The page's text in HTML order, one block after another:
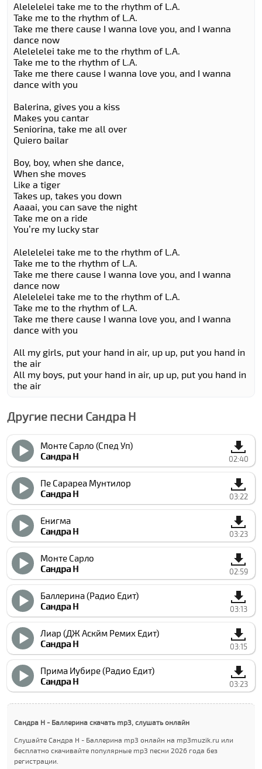
Alelelelei take me to the rhythm of L.A.
Take me to the rhythm of L.A.
Take me there cause I wanna love you, and I wanna
dance now
Alelelelei take me to the rhythm of L.A.
Take me to the rhythm of L.A.
Take me there cause I wanna love you, and I wanna
dance with you
Balerina, gives you a kiss
Makes you cantar
Seniorina, take me all over
Quiero bailar
Boy, boy, when she dance,
When she moves
Like a tiger
Takes up, takes you down
Aaaai, you can save the night
Take me on a ride
You’re my lucky star
Alelelelei take me to the rhythm of L.A.
Take me to the rhythm of L.A.
Take me there cause I wanna love you, and I wanna
dance now
Alelelelei take me to the rhythm of L.A.
Take me to the rhythm of L.A.
Take me there cause I wanna love you, and I wanna
dance with you
All my girls, put your hand in air, up up, put you hand in
the air
All my boys, put your hand in air, up up, put you hand in
the air
Другие песни Сандра Н
Монте Cарло (Спед Уп)
Сандра Н
02:40
Пе Cарареа Мунтилор
Сандра Н
03:22
Енигма
Сандра Н
03:23
Монте Cарло
Сандра Н
02:59
Баллерина (Радио Едит)
Сандра Н
03:13
Лиар (ДЖ Аcкйм Ремиx Едит)
Сандра Н
03:15
Прима Иубире (Радио Едит)
Сандра Н
03:23
Сандра Н - Баллерина скачать mp3, слушать онлайн
Слушайте Сандра Н - Баллерина mp3 онлайн на mp3muzik.ru или
бесплатно скачивайте популярные mp3 песни 2026 года без
регистрации.